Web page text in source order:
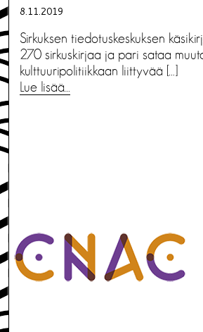
8.11.2019
Sirkuksen tiedotuskeskuksen
270 sirkuskirjaa ja pari sataa
kulttuuripolitiikkaan liittyvää […]
Lue lisää…